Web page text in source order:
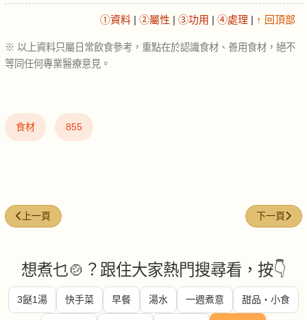
①資料 | ②屬性 | ③功用 | ④處理 | ↑ 回頂部
※ 以上資料只屬日常飲食參考，重點在於認識食材、善用食材，絕不
等同任何專業醫療意見。
食材 855
上一篇文章: 馬鈴薯粉 (Potato flour)
上一頁 下一篇文
下一頁
想煮乜🍲？跟住大家熱門搜尋看，按👇
3餸1湯 快手菜 早餐 湯水 一週煮意 甜品・小食